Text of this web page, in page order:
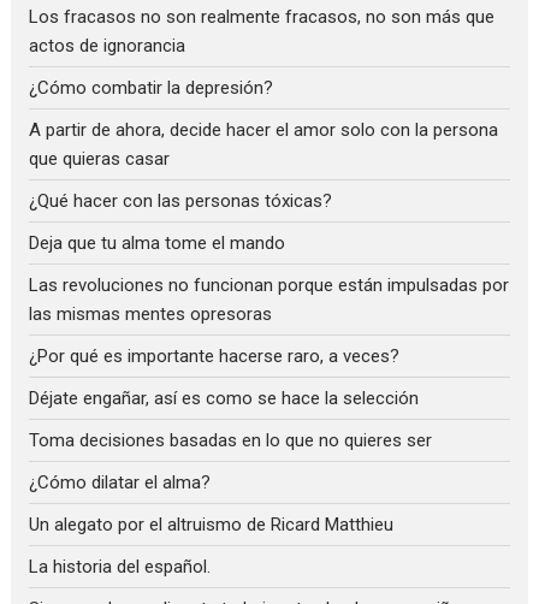
Los fracasos no son realmente fracasos, no son más que
actos de ignorancia
¿Cómo combatir la depresión?
A partir de ahora, decide hacer el amor solo con la persona
que quieras casar
¿Qué hacer con las personas tóxicas?
Deja que tu alma tome el mando
Las revoluciones no funcionan porque están impulsadas por
las mismas mentes opresoras
¿Por qué es importante hacerse raro, a veces?
Déjate engañar, así es como se hace la selección
Toma decisiones basadas en lo que no quieres ser
¿Cómo dilatar el alma?
Un alegato por el altruismo de Ricard Matthieu
La historia del español.